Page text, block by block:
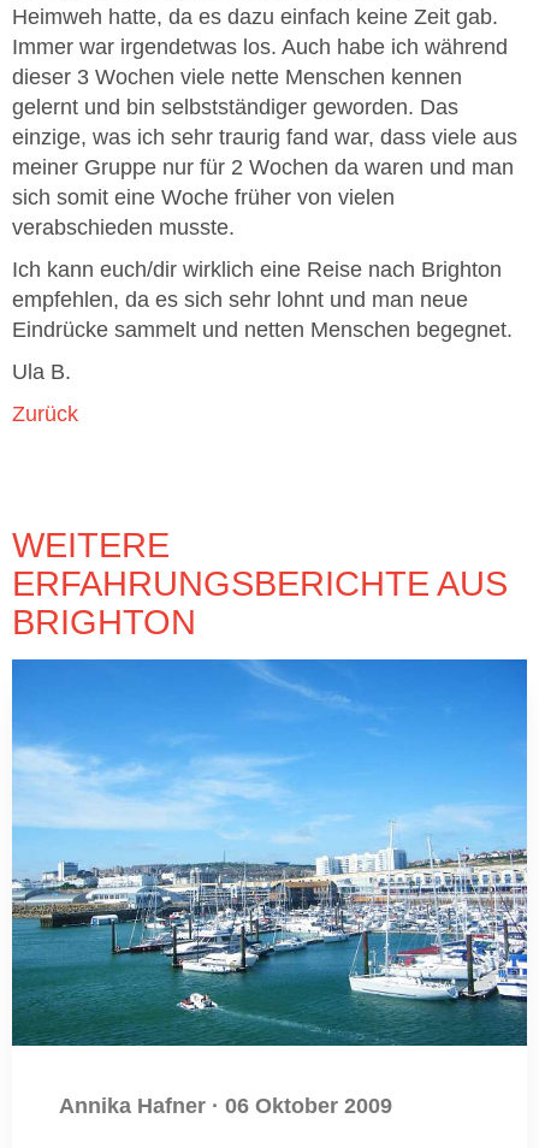
Heimweh hatte, da es dazu einfach keine Zeit gab.
Immer war irgendetwas los. Auch habe ich während
dieser 3 Wochen viele nette Menschen kennen
gelernt und bin selbstständiger geworden. Das
einzige, was ich sehr traurig fand war, dass viele aus
meiner Gruppe nur für 2 Wochen da waren und man
sich somit eine Woche früher von vielen
verabschieden musste.
Ich kann euch/dir wirklich eine Reise nach Brighton
empfehlen, da es sich sehr lohnt und man neue
Eindrücke sammelt und netten Menschen begegnet.
Ula B.
Zurück
WEITERE
ERFAHRUNGSBERICHTE AUS
BRIGHTON
Annika Hafner · 06 Oktober 2009